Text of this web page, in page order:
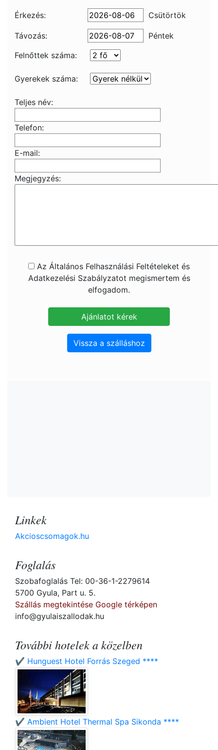
Érkezés: Csütörtök
Távozás:
Péntek
Felnőttek száma:
Gyerekek száma:
Teljes név:
Telefon:
E-mail:
Megjegyzés:
Az Általános Felhasználási Feltételeket és
Adatkezelési Szabályzatot megismertem és
elfogadom.
Vissza a szálláshoz
Linkek
Akcioscsomagok.hu
Foglalás
Szobafoglalás Tel: 00-36-1-2279614
5700 Gyula, Part u. 5.
Szállás megtekintése Google térképen
info@gyulaiszallodak.hu
További hotelek a közelben
✔️ Hunguest Hotel Forrás Szeged ****
✔️ Ambient Hotel Thermal Spa Sikonda ****